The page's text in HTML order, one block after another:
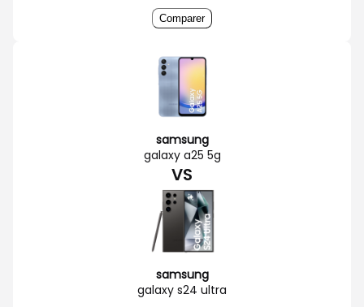
Comparer
samsung
galaxy a25 5g
VS
samsung
galaxy s24 ultra